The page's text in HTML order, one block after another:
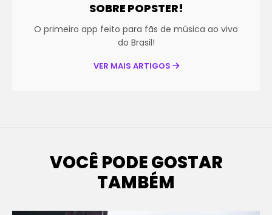
SOBRE POPSTER!
O primeiro app feito para fãs de música ao vivo
do Brasil!
VER MAIS ARTIGOS
VOCÊ PODE GOSTAR
TAMBÉM